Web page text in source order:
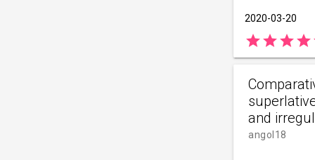
2020-03-20
starstarstarstar
and
angol18